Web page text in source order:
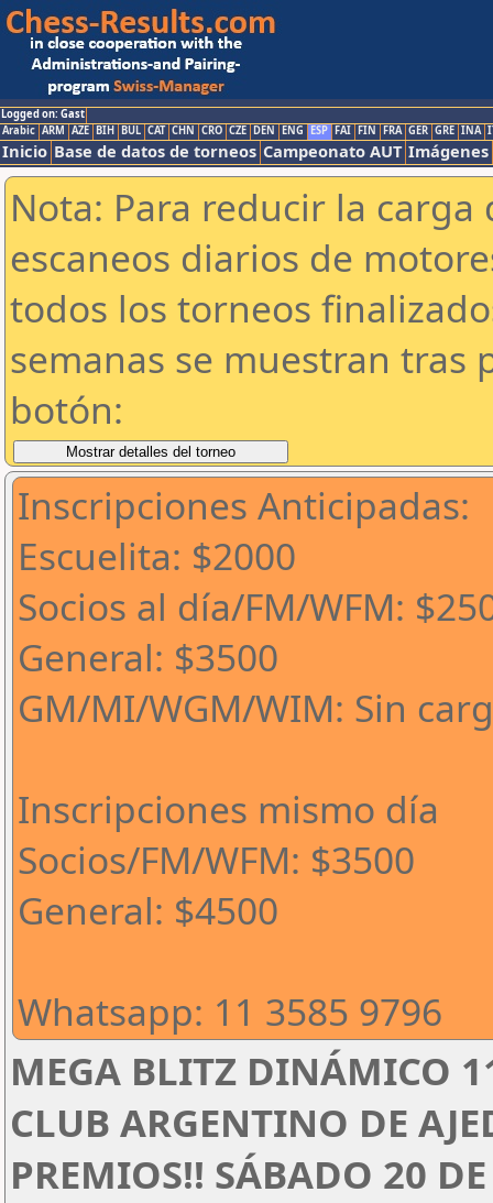
Logged on: Gast
Arabic ARM AZE BIH BUL CAT CHN CRO CZE DEN ENG ESP FAI FIN FRA GER GRE INA
Inicio Base de datos de torneos Campeonato AUT Imágenes
Nota: Para reducir la
escaneos diarios de
todos los torneos
semanas se muestran tras
botón:
Inscripciones Anticipadas:
Escuelita: $2000
Socios al día/FM/WFM:
General: $3500
GM/MI/WGM/WIM: Sin
Inscripciones mismo día
Socios/FM/WFM: $3500
General: $4500
Whatsapp: 11 3585 9796
MEGA BLITZ DINÁMICO
CLUB ARGENTINO DE
PREMIOS!! SÁBADO 20